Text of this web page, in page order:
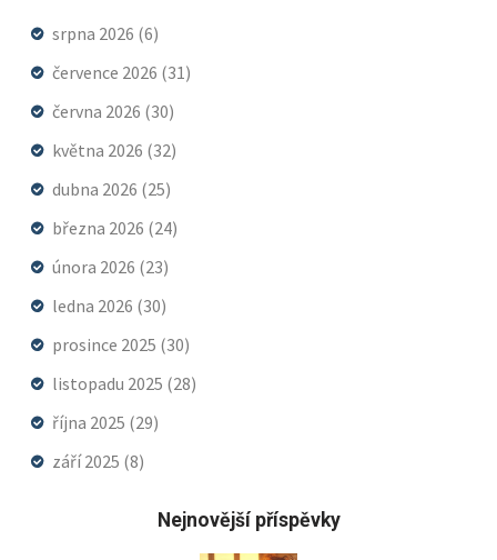
srpna 2026 (6)
července 2026 (31)
června 2026 (30)
května 2026 (32)
dubna 2026 (25)
března 2026 (24)
února 2026 (23)
ledna 2026 (30)
prosince 2025 (30)
listopadu 2025 (28)
října 2025 (29)
září 2025 (8)
Nejnovější příspěvky